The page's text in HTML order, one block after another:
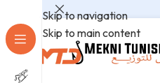
Skip to navigation
Skip to main content